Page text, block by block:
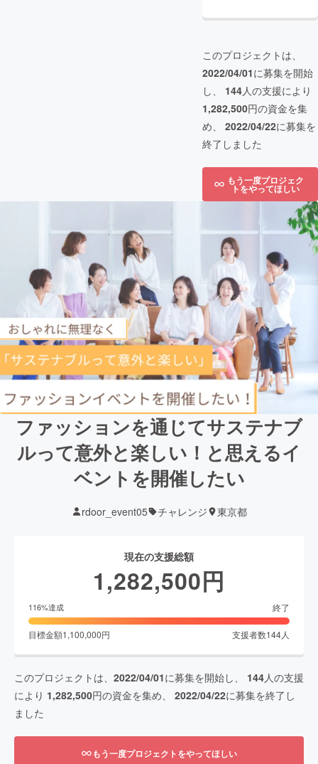
このプロジェクトは、
2022/04/01に募集を開始
し、 144人の支援により
1,282,500円の資金を集
め、 2022/04/22に募集を
終了しました
もう一度プロジェク
トをやってほしい
ファッションを通じてサステナブ
ルって意外と楽しい！と思えるイ
ベントを開催したい
rdoor_event05 チャレンジ 東京都
現在の支援総額
1,282,500円
116%達成 終了
目標金額1,100,000円 支援者数144人
このプロジェクトは、 2022/04/01に募集を開始し、 144人の支援
により 1,282,500円の資金を集め、 2022/04/22に募集を終了し
ました
もう一度プロジェクトをやってほしい